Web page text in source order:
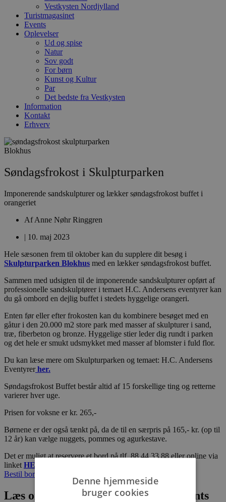
Vestkysten Nordjylland
Turistmagasinet
Events
Oplevelser
Ud og spise
Natur
Sov godt
For børn
Kunst og Kultur
Par
Det bedste fra Vestkysten
Information
Kontakt
Erhverv
Blokhus
Søndagsfrokost i Skulpturparken
Imponerende sandskulpturer og lækker søndagsfrokost buffet i
orangeriet
AfAnne Nøhr Ringgren
| 10. maj 2023
Hele sæsonen frem til oktober kan du supplere dit besøg i
Skulpturparken Blokhus med en lækker søndagsfrokost buffet.
Sammen med udsigten til de imponerende sandskulpturer opført af
professionelle sandskulptører i temaet H.C. Andersens eventyrer kan
du gå ombord en dejlig buffet i stedets hyggelige orangeri.
Enten før eller efter frokosten kan du kombinere besøget med en
gåtur i den 20.000 m2 store park med masser af skulpturer i sand,
træ, fiberbeton og bronze. Hyggelige stier leder dig rundt i parken
og det hele er smukt udsmykket med masser af blomster i fuld flor.
Du kan læse mere om Skulpturparken og temaet: H.C. Andersens
Eventyrerher.
Søndagsfrokost Buffet består altid af 15 forskellige ting og retterne
varierer hver uge.
Prisen for voksne er kr. 265,-
Børnene er der også tænkt på, da de til en særpris på 165,- kr. (op til
12 år) kan vælge nuggets, pommes og agurkestave.
Det er muligt at reservere et bord på tlf. 88 44 33 88 eller online via
linket HER
Bestil bord
Læs om fantastiske oplevelser og events
Denne hjemmeside
bruger cookies